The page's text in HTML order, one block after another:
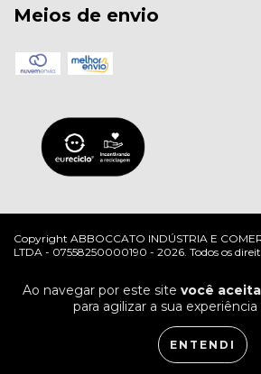
Ao navegar por este site você
para agilizar a sua
ENTENDI
Meios de envio
Copyright ABBOCCATO INDÚSTRIA E
LTDA - 07558250000190 - 2026. Todos os